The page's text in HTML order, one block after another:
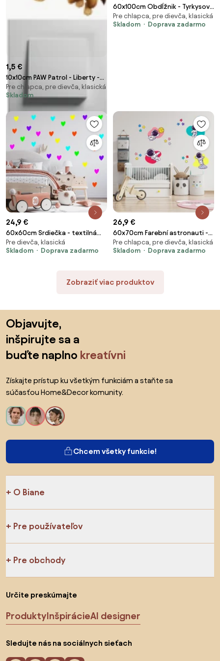
1,5 €
10x10cm PAW Patrol - Liberty -
nálepka nad vypínač
Pre chlapca, pre dievča, klasická
Skladom
60x100cm Obdĺžnik - Tyrkysová
farba - textilná nálepka na
stenu Farba: Bledá, Veľkosť: 60
Pre chlapca, pre dievča, klasická
Skladom
Doprava zadarmo
24,9 €
60x60cm Srdiečka - textilná
nálepka na stenu Farba: Tmavé
neónové farby
Pre dievča, klasická
Skladom
Doprava zadarmo
26,9 €
60x70cm Farební astronauti -
textilná nálepka na stenu
Pre chlapca, pre dievča, klasická
Skladom
Doprava zadarmo
Zobraziť viac produktov
Objavujte,
inšpirujte sa a
buďte naplno kreatívni
Získajte prístup ku všetkým funkciám a staňte sa
súčasťou Home&Decor komunity.
Chcem všetky funkcie!
O Biane
Pre používateľov
Pre obchody
Určite preskúmajte
ProduktyInšpirácieAI designer
Sledujte nás na sociálnych sieťach